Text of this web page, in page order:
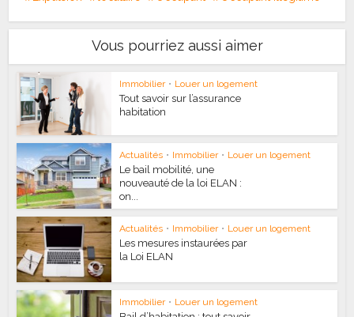
Vous pourriez aussi aimer
Immobilier • Louer un logement
Tout savoir sur l’assurance
habitation
Actualités • Immobilier • Louer un logement
Le bail mobilité, une
nouveauté de la loi ELAN :
on...
Actualités • Immobilier • Louer un logement
Les mesures instaurées par
la Loi ELAN
Immobilier • Louer un logement